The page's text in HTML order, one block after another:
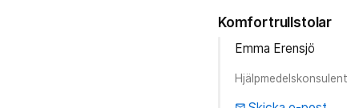
Komfortrullstolar
Emma Erensjö
Hjälpmedelskonsulent